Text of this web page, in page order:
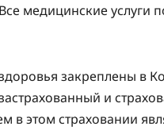
медицинские услуги
закреплены в
и
в этом страховании